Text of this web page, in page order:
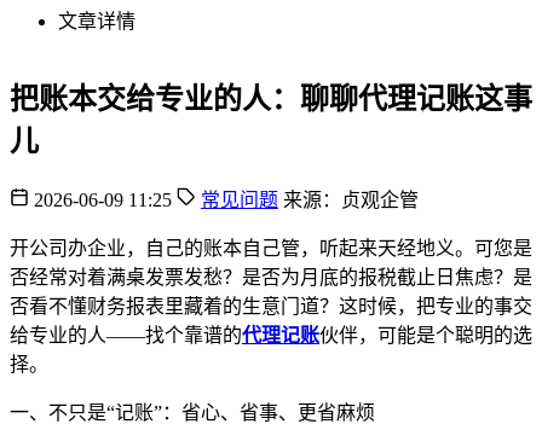
文章详情
把账本交给专业的人：聊聊代理记账这事
儿
2026-06-09 11:25 常见问题 来源：贞观企管
开公司办企业，自己的账本自己管，听起来天经地义。可您是
否经常对着满桌发票发愁？是否为月底的报税截止日焦虑？是
否看不懂财务报表里藏着的生意门道？这时候，把专业的事交
给专业的人——找个靠谱的代理记账伙伴，可能是个聪明的选
择。
一、不只是“记账”：省心、省事、更省麻烦